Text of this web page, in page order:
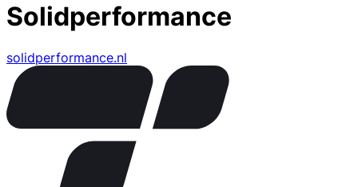
Solidperformance
solidperformance.nl